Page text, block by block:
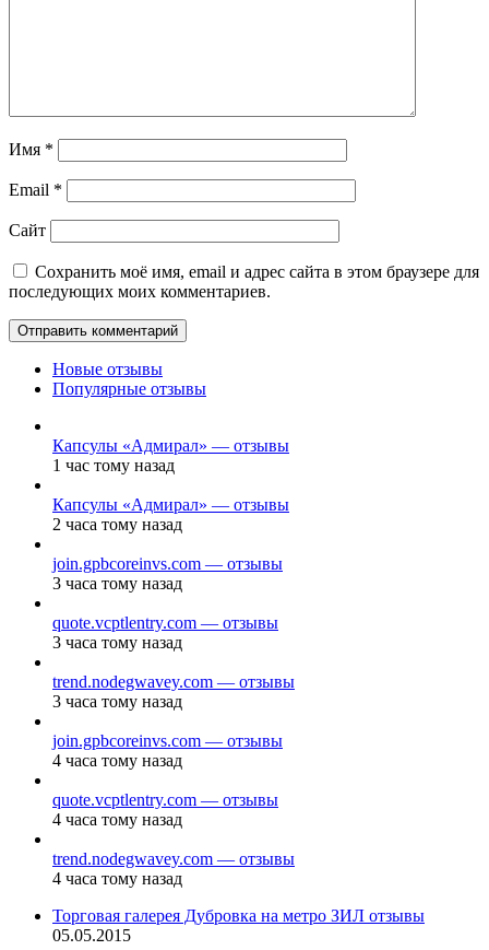
Имя *
Email *
Сайт
Сохранить моё имя, email и адрес сайта в этом браузере для
последующих моих комментариев.
Новые отзывы
Популярные отзывы
Капсулы «Адмирал» — отзывы
1 час тому назад
Капсулы «Адмирал» — отзывы
2 часа тому назад
join.gpbcoreinvs.com — отзывы
3 часа тому назад
quote.vcptlentry.com — отзывы
3 часа тому назад
trend.nodegwavey.com — отзывы
3 часа тому назад
join.gpbcoreinvs.com — отзывы
4 часа тому назад
quote.vcptlentry.com — отзывы
4 часа тому назад
trend.nodegwavey.com — отзывы
4 часа тому назад
Торговая галерея Дубровка на метро ЗИЛ отзывы
05.05.2015